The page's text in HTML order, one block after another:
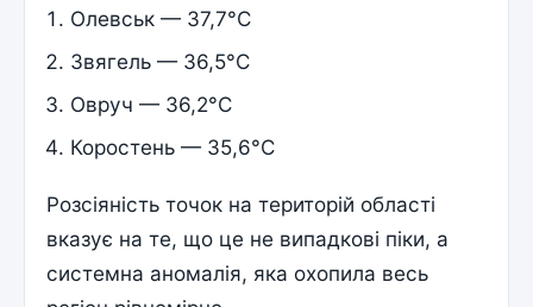
Олевськ — 37,7°C
Звягель — 36,5°C
Овруч — 36,2°C
Коростень — 35,6°C
Розсіяність точок на територій області
вказує на те, що це не випадкові піки, а
системна аномалія, яка охопила весь